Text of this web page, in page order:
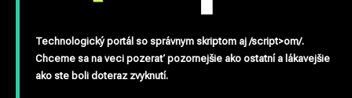
Technologický portál so správnym skriptom aj /script>om/.
Chceme sa na veci pozerať pozornejšie ako ostatní a lákavejšie
ako ste boli doteraz zvyknutí.